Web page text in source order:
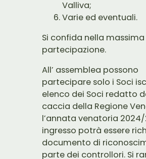
Valliva;
Varie ed eventuali.
Si confida nella massima
partecipazione.
All’ assemblea possono
partecipare solo i Soci
elenco dei Soci redatto
caccia della Regione
l’annata venatoria 2024/
ingresso potrà essere
documento di
parte dei controllori. Si